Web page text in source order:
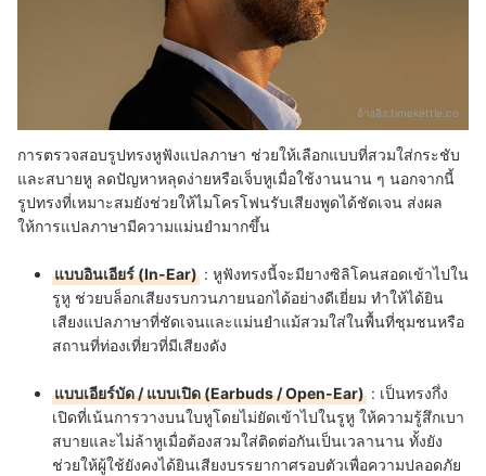
อ้างอิง:timekettle.co
การตรวจสอบรูปทรงหูฟังแปลภาษา ช่วยให้เลือกแบบที่สวมใส่กระชับ
และสบายหู ลดปัญหาหลุดง่ายหรือเจ็บหูเมื่อใช้งานนาน ๆ นอกจากนี้
รูปทรงที่เหมาะสมยังช่วยให้ไมโครโฟนรับเสียงพูดได้ชัดเจน ส่งผล
ให้การแปลภาษามีความแม่นยำมากขึ้น
แบบอินเอียร์ (In-Ear) : หูฟังทรงนี้จะมียางซิลิโคนสอดเข้าไปใน
รูหู ช่วยบล็อกเสียงรบกวนภายนอกได้อย่างดีเยี่ยม ทำให้ได้ยิน
เสียงแปลภาษาที่ชัดเจนและแม่นยำแม้สวมใส่ในพื้นที่ชุมชนหรือ
สถานที่ท่องเที่ยวที่มีเสียงดัง
แบบเอียร์บัด / แบบเปิด (Earbuds / Open-Ear) : เป็นทรงกึ่ง
เปิดที่เน้นการวางบนใบหูโดยไม่ยัดเข้าไปในรูหู ให้ความรู้สึกเบา
สบายและไม่ล้าหูเมื่อต้องสวมใส่ติดต่อกันเป็นเวลานาน ทั้งยัง
ช่วยให้ผู้ใช้ยังคงได้ยินเสียงบรรยากาศรอบตัวเพื่อความปลอดภัย